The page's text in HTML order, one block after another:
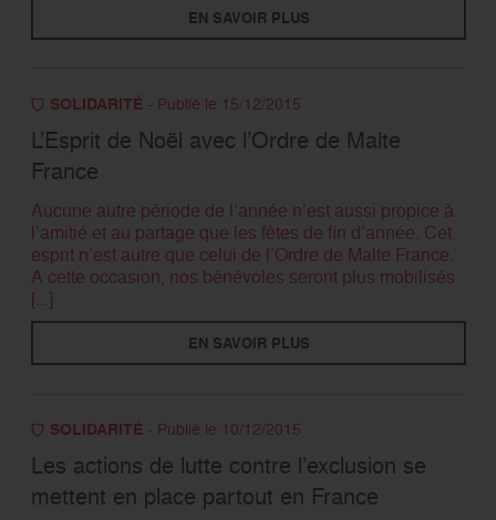
EN SAVOIR PLUS
SOLIDARITÉ- Publié le 15/12/2015
L’Esprit de Noël avec l’Ordre de Malte
France
Aucune autre période de l’année n’est aussi propice à
l’amitié et au partage que les fêtes de fin d’année. Cet
esprit n’est autre que celui de l’Ordre de Malte France.
A cette occasion, nos bénévoles seront plus mobilisés
[...]
EN SAVOIR PLUS
SOLIDARITÉ- Publié le 10/12/2015
Les actions de lutte contre l’exclusion se
mettent en place partout en France